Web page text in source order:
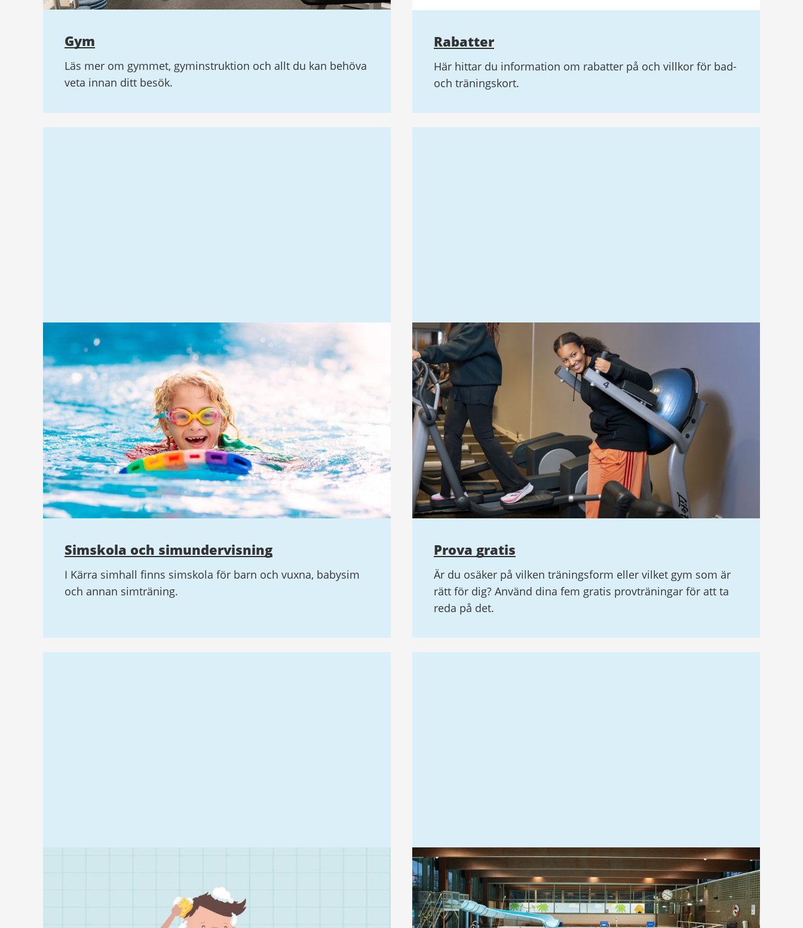
Gym
Läs mer om gymmet, gyminstruktion och allt du kan behöva
veta innan ditt besök.
Rabatter
Här hittar du information om rabatter på och villkor för bad-
och träningskort.
Simskola och simundervisning
I Kärra simhall finns simskola för barn och vuxna, babysim
och annan simträning.
Prova gratis
Är du osäker på vilken träningsform eller vilket gym som är
rätt för dig? Använd dina fem gratis provträningar för att ta
reda på det.